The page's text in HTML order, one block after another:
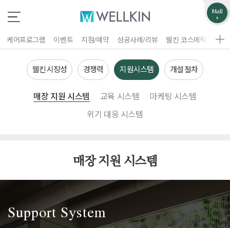
Mall
케어프로그램 이벤트 지점/예약 성공사례/리뷰 웰킨 코스메틱 웰
웰킨 시장성 경쟁력 지원시스템 개설 절차
매장 지원 시스템 교육 시스템
마케팅 시스템
위기 대응 시스템
매장 지원 시스템
Support System
고객불편사항
는 필수 입력 항목
문의내용
업무제휴/광고문의
는 필수 입력 항목